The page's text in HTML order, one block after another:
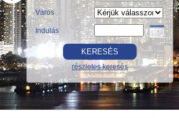
Város
Indulás
részletes keresés